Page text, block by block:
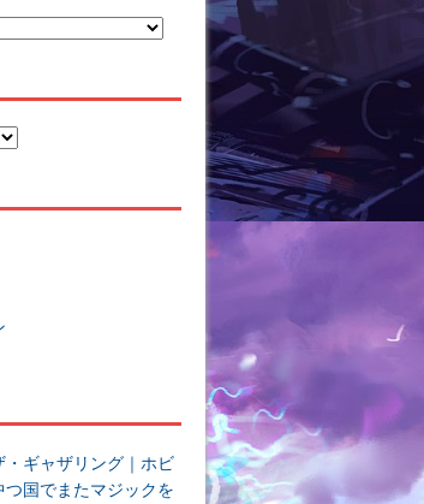
ギャザリング｜ホビ
国でまたマジックを